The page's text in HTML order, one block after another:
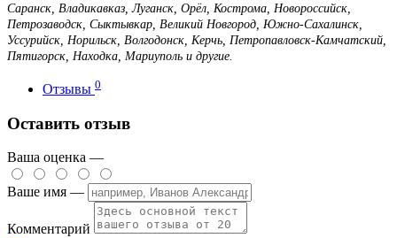
Саранск, Владикавказ, Луганск, Орёл, Кострома, Новороссийск,
Петрозаводск, Сыктывкар, Великий Новгород, Южно-Сахалинск,
Уссурийск, Норильск, Волгодонск, Керчь, Петропавловск-Камчатский,
Пятигорск, Находка, Мариуполь и другие.
Отзывы 0
Оставить отзыв
Ваша оценка —
Ваше имя —
Комментарий